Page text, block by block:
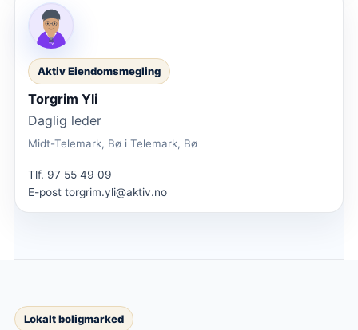
Aktiv Eiendomsmegling
Torgrim Yli
Daglig leder
Midt-Telemark, Bø i Telemark, Bø
Tlf. 97 55 49 09
E-post torgrim.yli@aktiv.no
Lokalt boligmarked